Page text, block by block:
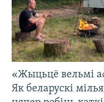
«Жыцьцё вельмі
Як беларускі